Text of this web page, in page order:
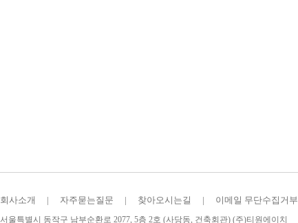
회사소개 | 자주묻는질문 | 찾아오시는길 | 이메일 무단수집거부
서울특별시 동작구 남부순환로 2077, 5층 2호 (사당동, 건축회관) (주)티원에이치